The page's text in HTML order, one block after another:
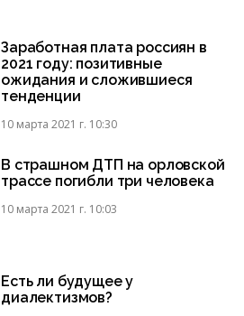
Заработная плата россиян в
2021 году: позитивные
ожидания и сложившиеся
тенденции
10 марта 2021 г. 10:30
В страшном ДТП на орловской
трассе погибли три человека
10 марта 2021 г. 10:03
Есть ли будущее у
диалектизмов?